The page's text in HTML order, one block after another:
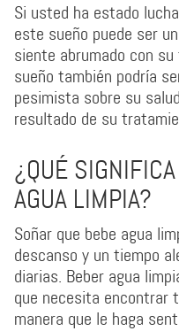
Si usted ha estado
este sueño puede ser
siente abrumado con
sueño también podría
pesimista sobre su
resultado de su
¿QUÉ
AGUA LIMPIA?
Soñar que bebe agua
descanso y un tiempo
diarias. Beber agua
que necesita encontrar
manera que le haga